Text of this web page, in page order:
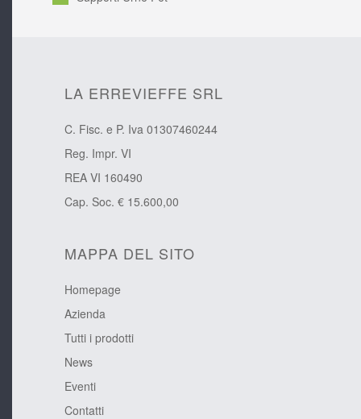
LA ERREVIEFFE SRL
C. Fisc. e P. Iva 01307460244
Reg. Impr. VI
REA VI 160490
Cap. Soc. € 15.600,00
MAPPA DEL SITO
Homepage
Azienda
Tutti i prodotti
News
Eventi
Contatti